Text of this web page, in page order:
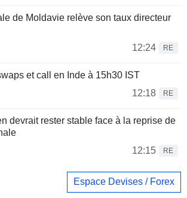
de Moldavie relève son taux directeur
12:24
RE
et call en Inde à 15h30 IST
12:18
RE
devrait rester stable face à la reprise de
12:15
RE
Espace Devises / Forex